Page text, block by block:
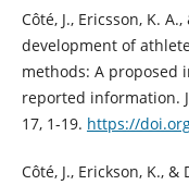
Côté, J., Ericsson, K.
development of
methods: A proposed
reported information.
17, 1-19. https://
Côté, J., Erickson, K.,